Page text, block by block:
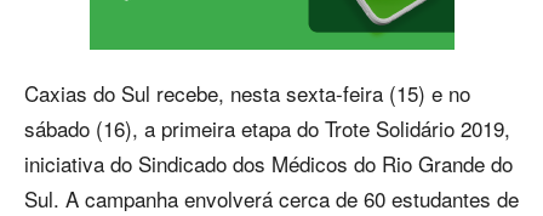
Caxias do Sul recebe, nesta sexta-feira (15) e no
sábado (16), a primeira etapa do Trote Solidário 2019,
iniciativa do Sindicado dos Médicos do Rio Grande do
Sul. A campanha envolverá cerca de 60 estudantes de